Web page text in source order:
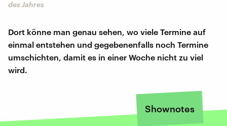
des Jahres
Dort könne man genau sehen, wo viele Termine auf
einmal entstehen und gegebenenfalls noch Termine
umschichten, damit es in einer Woche nicht zu viel
wird.
Shownotes